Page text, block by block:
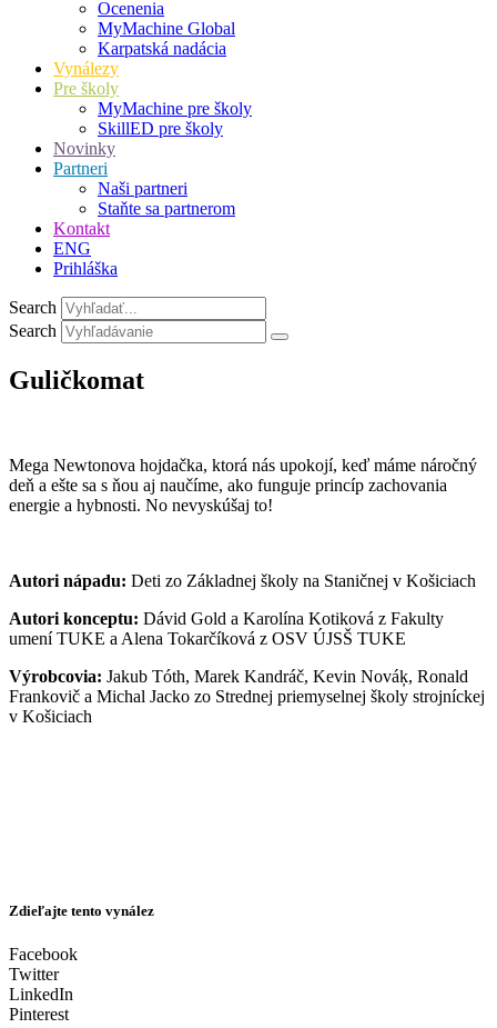
Ocenenia
MyMachine Global
Karpatská nadácia
Vynálezy
Pre školy
MyMachine pre školy
SkillED pre školy
Novinky
Partneri
Naši partneri
Staňte sa partnerom
Kontakt
ENG
Prihláška
Search
Search
Guličkomat
Mega Newtonova hojdačka, ktorá nás upokojí, keď máme náročný
deň a ešte sa s ňou aj naučíme, ako funguje princíp zachovania
energie a hybnosti. No nevyskúšaj to!
Autori nápadu: Deti zo Základnej školy na Staničnej v Košiciach
Autori konceptu: Dávid Gold a Karolína Kotiková z Fakulty
umení TUKE a Alena Tokarčíková z OSV ÚJSŠ TUKE
Výrobcovia: Jakub Tóth, Marek Kandráč, Kevin Nováķ, Ronald
Frankovič a Michal Jacko zo Strednej priemyselnej školy strojníckej
v Košiciach
Zdieľajte tento vynález
Facebook
Twitter
LinkedIn
Pinterest